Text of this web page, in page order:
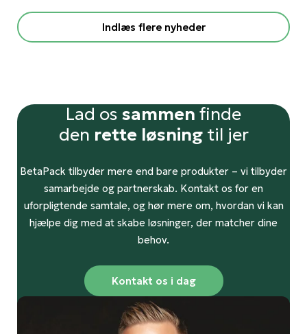
Indlæs flere nyheder
Lad os sammen finde
den rette løsningtil jer
BetaPack tilbyder mere end bare produkter – vi tilbyder
samarbejde og partnerskab. Kontakt os for en
uforpligtende samtale, og hør mere om, hvordan vi kan
hjælpe dig med at skabe løsninger, der matcher dine
behov.
Kontakt os i dag